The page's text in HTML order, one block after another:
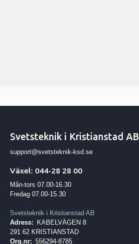
Svetsteknik i Kristianstad AB
support@svetsteknik-ksd.se
Växel: 044-28 28 00
Mån-tors 07.00-16.30
Fredag 07.00-15.30
Svetsteknik i Kristianstad AB
Adress: KABELVÄGEN 8
291 62 KRISTIANSTAD
Org.nr: 556294-8785